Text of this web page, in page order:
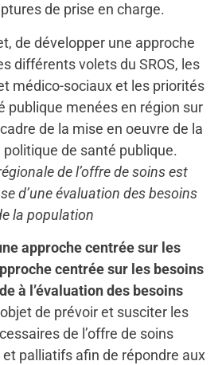
de prise en charge.
de développer une approche
différents volets du SROS, les
médico-sociaux et les priorités
publique menées en région sur
de la mise en oeuvre de la
politique de santé publique.
de l’offre de soins est
d’une évaluation des besoins
la population
approche centrée sur les
centrée sur les besoins
à l’évaluation des besoins
de prévoir et susciter les
de l’offre de soins
palliatifs afin de répondre aux